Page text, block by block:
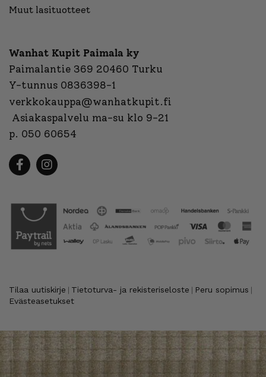
Muut lasituotteet
Wanhat Kupit Paimala ky
Paimalantie 369 20460 Turku
Y-tunnus 0836398-1
verkkokauppa@wanhatkupit.fi
Asiakaspalvelu ma-su klo 9-21
p. 050 60654
Tilaa uutiskirje Tietoturva- ja rekisteriseloste Peru sopimus
Evästeasetukset